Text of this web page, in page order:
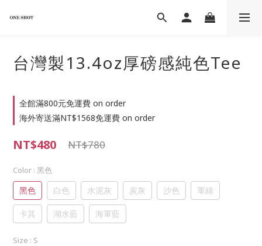
台灣製13.4oz厚磅感純色Tee
全館滿800元免運費 on order
海外寄送滿NT$1568免運費 on order
NT$480 NT$780
Color : 黑色
黑色 白色 水泥灰 炭灰 沙色 軍綠
卡其 湖水藍 海軍藍
Size : S